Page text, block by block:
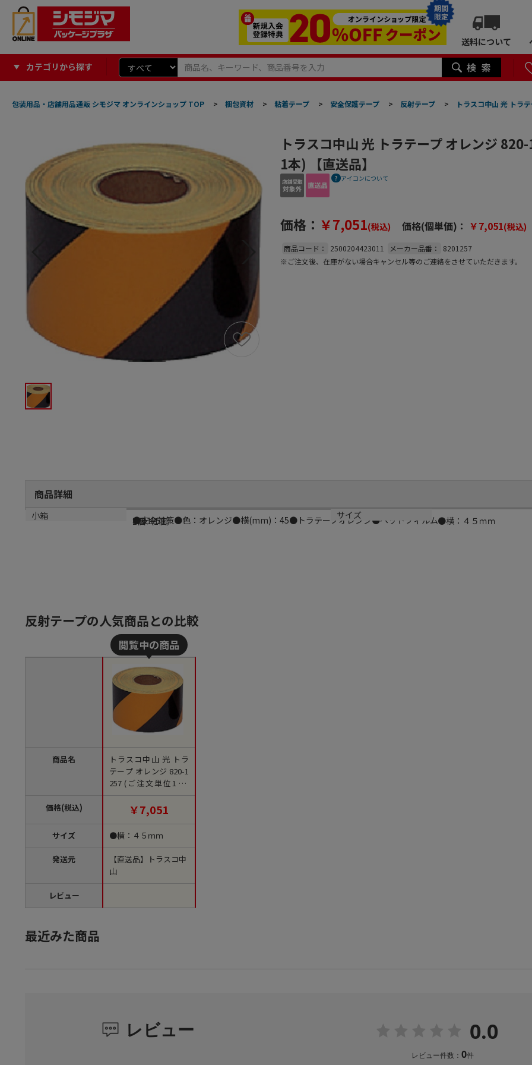
期間
限定
送料について
カテゴリから探す
包装用品・店舗用品通販 シモジマ オンラインショップ TOP > 梱包資材 > 粘着テープ > 安全保護テープ > 反射テープ > トラスコ中山 光 トラ
トラスコ中山 光 トラテープ オレンジ
1本) 【直送品】
アイコンについて
価格： ￥7,051(税込) 価格(個単価)： ￥7,051(税込)
商品コード： 2500204423011 メーカー品番：
8201257
※ご注文後、在庫がない場合キャンセル等のご連絡をさせていただきます。
商品詳細
商品説明
●安全対策●色：オレンジ●横(mm)：45●トラテープオレンジ●ペットフィルム
メーカー品番
8201257
サイズ
●横：４５ｍｍ
小箱
1個（1個）
反射テープの人気商品との比較
商品名
価格(税込)
サイズ
発送元
レビュー
トラスコ中山 光 トラ
テープ オレンジ 820-1
257 (ご注文単位1本)
【直送品】
￥7,051
●横：４５ｍｍ
【直送品】トラスコ中
山
最近みた商品
レビュー 0.0
レビュー件数： 0件